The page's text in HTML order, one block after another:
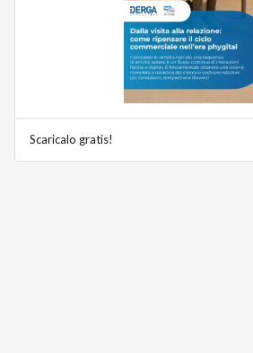
Scaricalo gratis!